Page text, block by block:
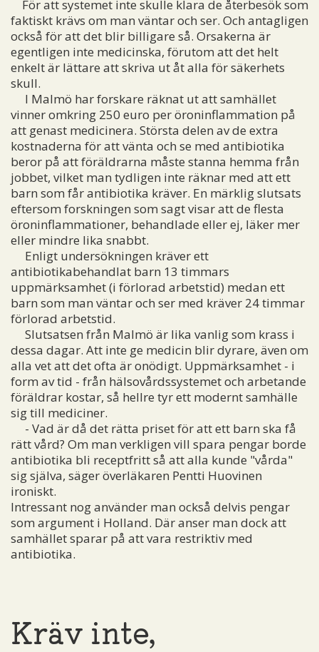
För att systemet inte skulle klara de återbesök som
faktiskt krävs om man väntar och ser. Och antagligen
också för att det blir billigare så. Orsakerna är
egentligen inte medicinska, förutom att det helt
enkelt är lättare att skriva ut åt alla för säkerhets
skull.
I Malmö har forskare räknat ut att samhället
vinner omkring 250 euro per öroninflammation på
att genast medicinera. Största delen av de extra
kostnaderna för att vänta och se med antibiotika
beror på att föräldrarna måste stanna hemma från
jobbet, vilket man tydligen inte räknar med att ett
barn som får antibiotika kräver. En märklig slutsats
eftersom forskningen som sagt visar att de flesta
öroninflammationer, behandlade eller ej, läker mer
eller mindre lika snabbt.
Enligt undersökningen kräver ett
antibiotikabehandlat barn 13 timmars
uppmärksamhet (i förlorad arbetstid) medan ett
barn som man väntar och ser med kräver 24 timmar
förlorad arbetstid.
Slutsatsen från Malmö är lika vanlig som krass i
dessa dagar. Att inte ge medicin blir dyrare, även om
alla vet att det ofta är onödigt. Uppmärksamhet - i
form av tid - från hälsovårdssystemet och arbetande
föräldrar kostar, så hellre tyr ett modernt samhälle
sig till mediciner.
- Vad är då det rätta priset för att ett barn ska få
rätt vård? Om man verkligen vill spara pengar borde
antibiotika bli receptfritt så att alla kunde "vårda"
sig själva, säger överläkaren Pentti Huovinen
ironiskt.
Intressant nog använder man också delvis pengar
som argument i Holland. Där anser man dock att
samhället sparar på att vara restriktiv med
antibiotika.
Kräv inte,